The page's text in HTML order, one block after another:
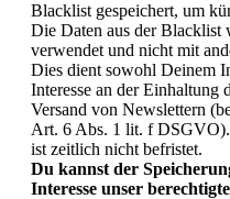
Blacklist gespeichert, um
Die Daten aus der Blacklist
verwendet und nicht mit
Dies dient sowohl Deinem
Interesse an der Einhaltung
Versand von Newslettern
Art. 6 Abs. 1 lit. f
ist zeitlich nicht befristet.
Du kannst der
Interesse unser